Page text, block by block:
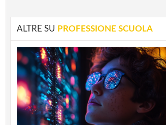
ALTRE SU PROFESSIONE SCUOLA